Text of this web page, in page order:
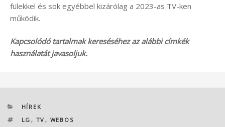
fülekkel és sok egyébbel kizárólag a 2023-as TV-ken
működik.
Kapcsolódó tartalmak kereséséhez az alábbi címkék
használatát javasoljuk.
KATEGÓRIÁK
HÍREK
CÍMKÉK
LG , TV , WEBOS